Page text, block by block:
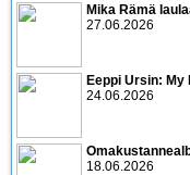
Mika Rämä
27.06.2026
Eeppi Ursin: My
24.06.2026
18.06.2026